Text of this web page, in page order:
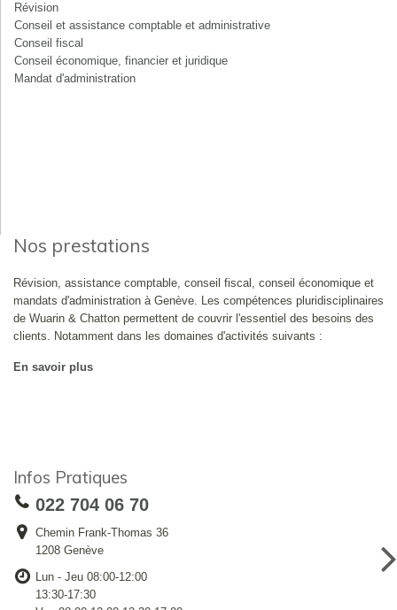
Révision
Conseil et assistance comptable et administrative
Conseil fiscal
Conseil économique, financier et juridique
Mandat d'administration
Nos prestations
Révision, assistance comptable, conseil fiscal, conseil économique et
mandats d'administration à Genève. Les compétences pluridisciplinaires
de Wuarin & Chatton permettent de couvrir l'essentiel des besoins des
clients. Notamment dans les domaines d'activités suivants :
En savoir plus
Infos Pratiques
022 704 06 70
Chemin Frank-Thomas 36
1208 Genève
Lun - Jeu 08:00-12:00
13:30-17:30